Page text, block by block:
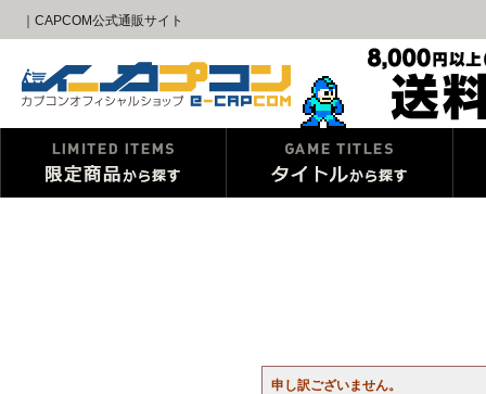
｜CAPCOM公式通販サイト
申し訳ございません。